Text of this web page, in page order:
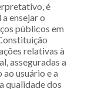
é
ensejar o
públicos em
relativas à
asseguradas a
usuário e a
qualidade dos